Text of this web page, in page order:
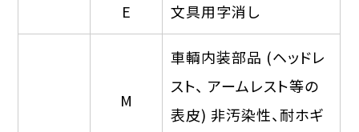
E 文具用字消し
M
車輌内装部品 (ヘッドレ
スト、 アームレスト等の
表皮) 非汚染性、耐ホギ